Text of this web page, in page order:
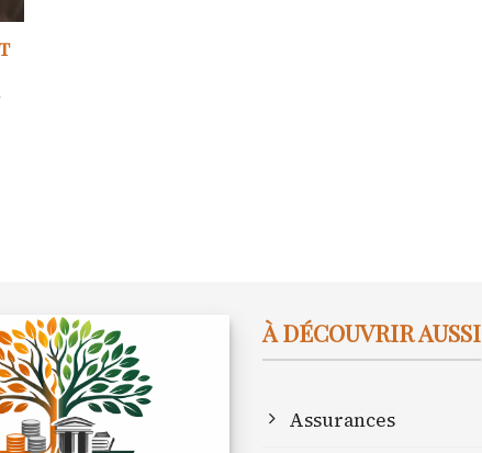
À DÉCOUVRIR AUSSI
Assurances